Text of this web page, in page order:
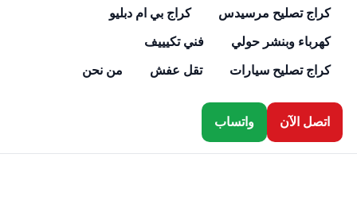
كراج تصليح مرسيدس كراج بي ام دبليو
كهرباء وبنشر حولي فني تكيييف
كراج تصليح سيارات تقل عفش من نحن
اتصل الآن واتساب